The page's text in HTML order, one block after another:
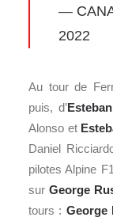
—
2022
Au tour de
puis, d’
Alonso et
Daniel
pilotes Alpine
sur George
tours : George